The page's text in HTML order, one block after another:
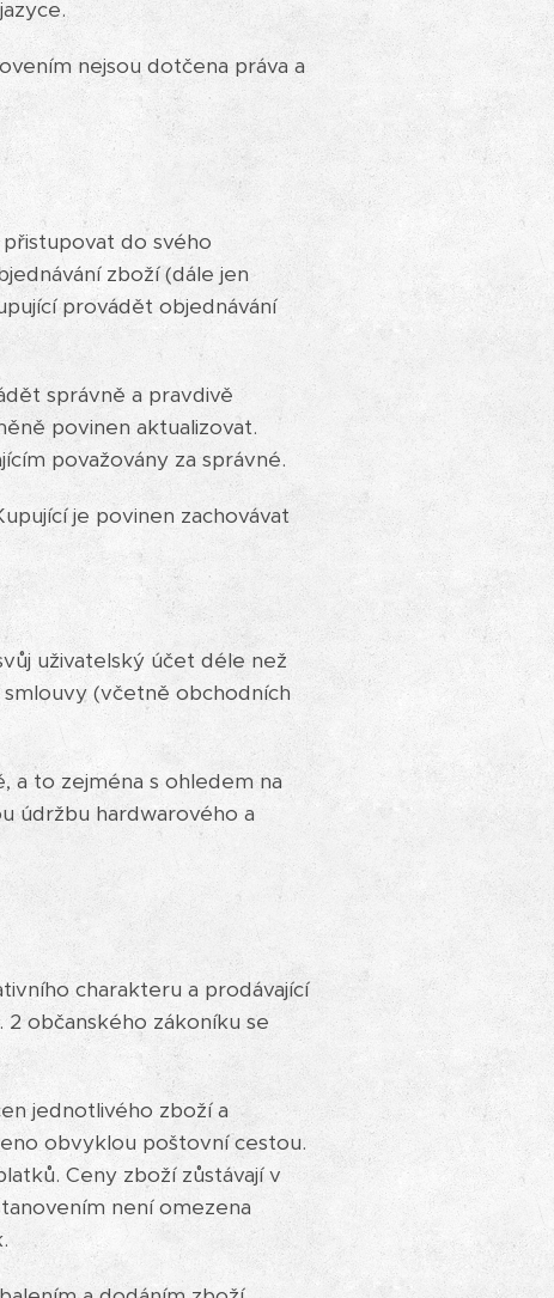
nejsou dotčena práva a
do svého
zboží (dále jen
provádět objednávání
správně a pravdivě
povinen aktualizovat.
považovány za správné.
je povinen zachovávat
uživatelský účet déle než
(včetně obchodních
a to zejména s ohledem na
údržbu hardwarového a
charakteru a prodávající
občanského zákoníku se
jednotlivého zboží a
obvyklou poštovní cestou.
Ceny zboží zůstávají v
není omezena